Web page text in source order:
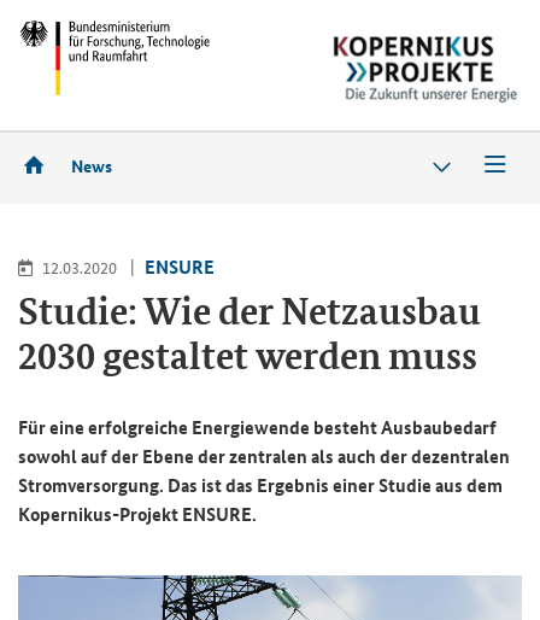
News
12.03.2020 ENSURE
Studie: Wie der Netzausbau
2030 gestaltet werden muss
Für eine erfolgreiche Energiewende besteht Ausbaubedarf
sowohl auf der Ebene der zentralen als auch der dezentralen
Stromversorgung. Das ist das Ergebnis einer Studie aus dem
Kopernikus-Projekt ENSURE.